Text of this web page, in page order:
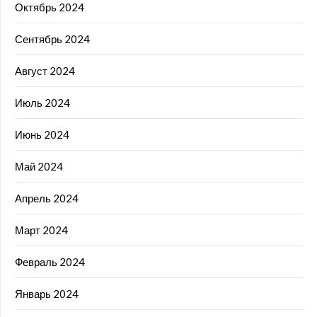
Октябрь 2024
Сентябрь 2024
Август 2024
Июль 2024
Июнь 2024
Май 2024
Апрель 2024
Март 2024
Февраль 2024
Январь 2024